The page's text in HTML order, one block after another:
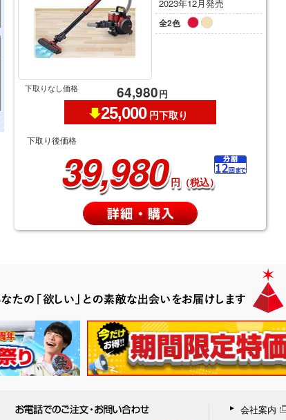
2023年12月発売
全2色
下取りなし価格 64,980円
25,000 円下取り
下取り後価格
39,980 円（税込）
会社案内